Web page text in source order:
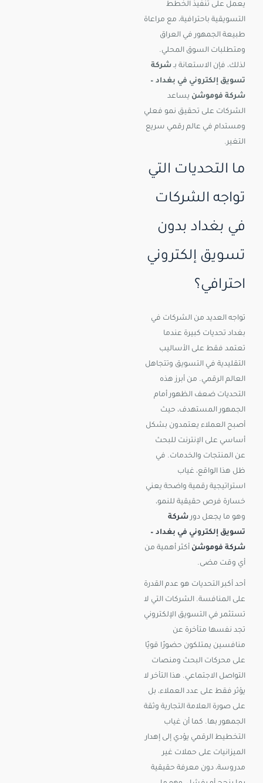
يعمل على تنفيذ الخطط
التسويقية باحترافية، مع مراعاة
طبيعة الجمهور في العراق
ومتطلبات السوق المحلي.
لذلك، فإن الاستعانة بـ شركة
تسويق إلكتروني في بغداد –
شركة فوموشن يساعد
الشركات على تحقيق نمو فعلي
ومستدام في عالم رقمي سريع
التغير.
ما التحديات التي
تواجه الشركات
في بغداد بدون
تسويق إلكتروني
احترافي؟
تواجه العديد من الشركات في
بغداد تحديات كبيرة عندما
تعتمد فقط على الأساليب
التقليدية في التسويق وتتجاهل
العالم الرقمي. من أبرز هذه
التحديات ضعف الظهور أمام
الجمهور المستهدف، حيث
أصبح العملاء يعتمدون بشكل
أساسي على الإنترنت للبحث
عن المنتجات والخدمات. في
ظل هذا الواقع، غياب
استراتيجية رقمية واضحة يعني
خسارة فرص حقيقية للنمو،
وهو ما يجعل دورشركة
تسويق إلكتروني في بغداد –
شركة فوموشن أكثر أهمية من
أي وقت مضى.
أحد أكبر التحديات هو عدم القدرة
على المنافسة. الشركات التي لا
تستثمر في التسويق الإلكتروني
تجد نفسها متأخرة عن
منافسين يمتلكون حضورًا قويًا
على محركات البحث ومنصات
التواصل الاجتماعي. هذا التأخر لا
يؤثر فقط على عدد العملاء، بل
على صورة العلامة التجارية وثقة
الجمهور بها. كما أن غياب
التخطيط الرقمي يؤدي إلى إهدار
الميزانيات على حملات غير
مدروسة، دون معرفة حقيقية